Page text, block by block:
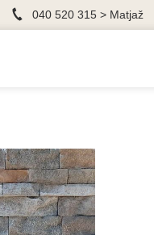
040 520 315 > Matjaž